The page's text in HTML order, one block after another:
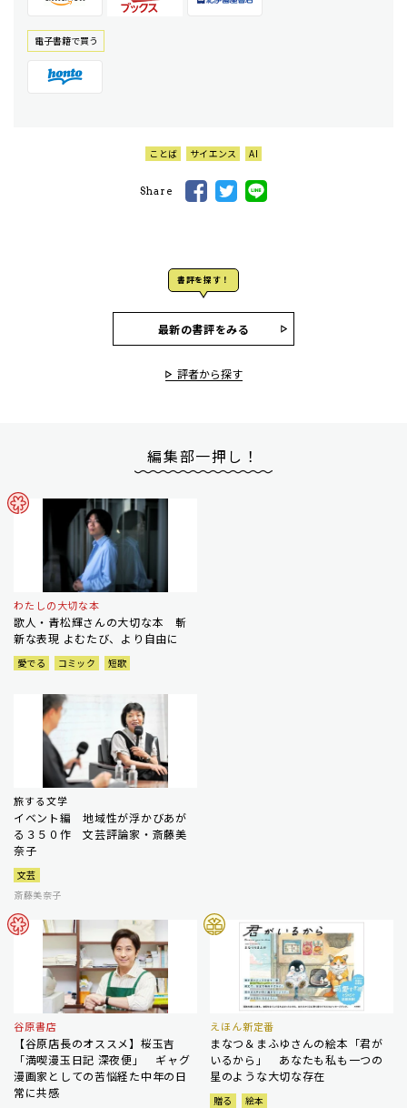
電⼦書籍で買う
ことば サイエンス AI
Share
書評を探す！
最新の書評をみる
評者から探す
編集部一押し！
わたしの大切な本
歌人・青松輝さんの大切な本 斬
新な表現 よむたび、より自由に
愛でる コミック 短歌
旅する文学
イベント編 地域性が浮かびあが
る３５０作 文芸評論家・斎藤美
奈子
文芸
斎藤美奈子
谷原書店
【谷原店長のオススメ】桜玉吉
「満喫漫玉日記 深夜便」 ギャグ
漫画家としての苦悩経た中年の日
常に共感
えほん新定番
まなつ＆まふゆさんの絵本「君が
いるから」 あなたも私も一つの
星のような大切な存在
贈る
絵本